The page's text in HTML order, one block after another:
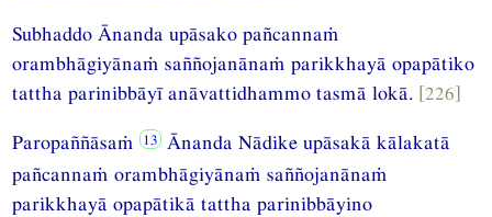
Subhaddo Ānanda upāsako pañcannaṁ
orambhāgiyānaṁ saññojanānaṁ parikkhayā opapātiko
tattha parinibbāyī anāvattidhammo tasmā lokā. [226]
Paropaññāsaṁ
Ānanda Nādike upāsakā kālakatā
pañcannaṁ orambhāgiyānaṁ saññojanānaṁ
parikkhayā opapātikā tattha parinibbāyino